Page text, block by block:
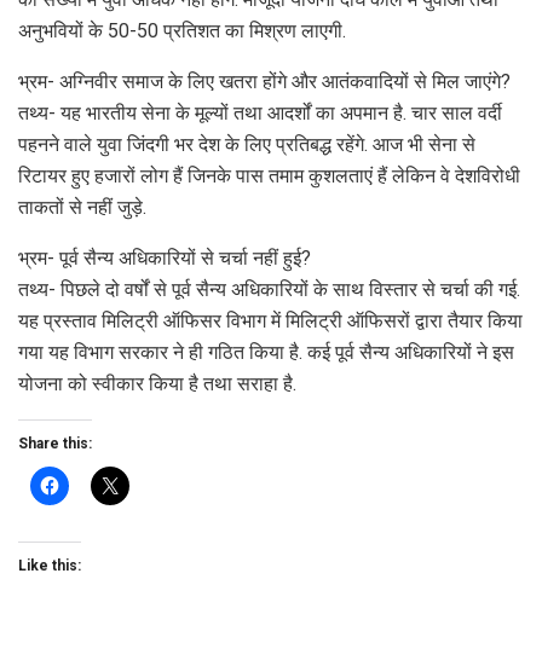
अनुभवियों के 50-50 प्रतिशत का मिश्रण लाएगी.
भ्रम- अग्निवीर समाज के लिए खतरा होंगे और आतंकवादियों से मिल जाएंगे?
तथ्य- यह भारतीय सेना के मूल्यों तथा आदर्शों का अपमान है. चार साल वर्दी
पहनने वाले युवा जिंदगी भर देश के लिए प्रतिबद्ध रहेंगे. आज भी सेना से
रिटायर हुए हजारों लोग हैं जिनके पास तमाम कुशलताएं हैं लेकिन वे देशविरोधी
ताकतों से नहीं जुड़े.
भ्रम- पूर्व सैन्य अधिकारियों से चर्चा नहीं हुई?
तथ्य- पिछले दो वर्षों से पूर्व सैन्य अधिकारियों के साथ विस्तार से चर्चा की गई.
यह प्रस्ताव मिलिट्री ऑफिसर विभाग में मिलिट्री ऑफिसरों द्वारा तैयार किया
गया यह विभाग सरकार ने ही गठित किया है. कई पूर्व सैन्य अधिकारियों ने इस
योजना को स्वीकार किया है तथा सराहा है.
Share this:
Like this: